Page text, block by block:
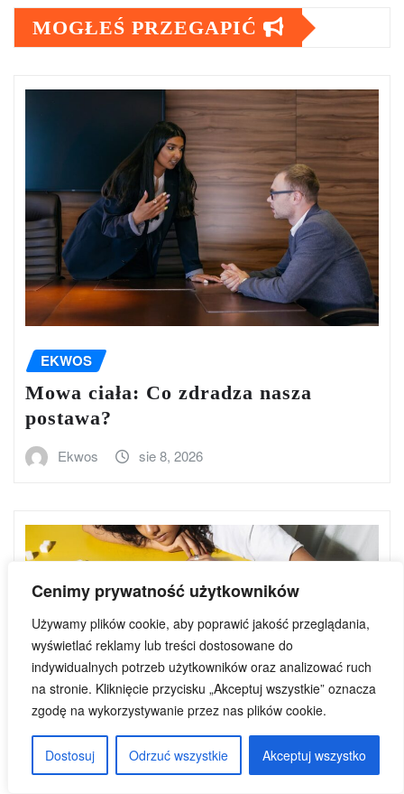
Cenimy prywatność użytkowników
Używamy plików cookie, aby poprawić jakość przeglądania,
wyświetlać reklamy lub treści dostosowane do
indywidualnych potrzeb użytkowników oraz analizować ruch
na stronie. Kliknięcie przycisku „Akceptuj wszystkie” oznacza
zgodę na wykorzystywanie przez nas plików cookie.
Dostosuj Odrzuć wszystkie Akceptuj wszystko
MOGŁEŚ PRZEGAPIĆ
EKWOS
Mowa ciała: Co zdradza nasza
postawa?
Ekwos sie 8, 2026